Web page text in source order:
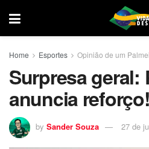
Home Esportes Opinião de um
Surpresa geral:
anuncia reforço!
by Sander Souza 27 de